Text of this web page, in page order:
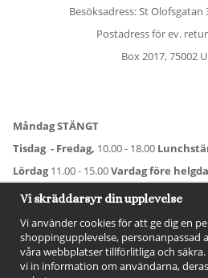
Besöksadress: St Olofsgatan
Postadress för ev.
Box 2017, 75002
Måndag STÄNGT
Tisdag - Fredag, 10.00 - 18.00
Lördag11.00 - 15.00Vardag före
För avvikande öppettider:Titta här
Vi skräddarsyr din upplevelse
Vi använder cookies för att ge dig en
shoppingupplevelse, personanpassad
våra webbplatser tillförlitliga och
vi in information om användarna,